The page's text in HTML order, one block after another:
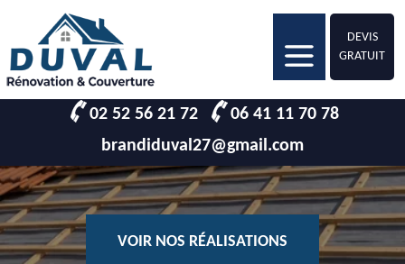
DEVIS
GRATUIT
02 52 56 21 72
06 41 11 70 78
brandiduval27@gmail.com
VOIR NOS RÉALISATIONS